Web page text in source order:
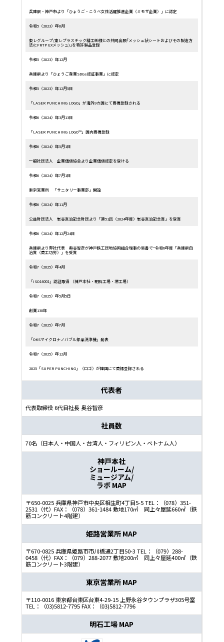
兵庫県・神戸市より「ひょうご・こうべ女性活躍推進企業（ミモザ企業）」に認定
令和5（2023）年8月
東レグループ/東レプラスチック精工㈱様との共同出願｢メッシュ状シートおよびその製造方
法(CFRTP EXメッシュ)｣を特許製品登録
令和5（2023）年12月
兵庫県より「ひょうご産業SDGs認証事業」に認定
令和5（2023）年12月5日
「LASER PUNCHING LOGO」が海外9カ国にて商標登録される
令和6（2024）年3月13日
「LASER PUNCHING LOGO™」国内商標登録
令和6（2024）年5月1日
一般社団法人 企業価値協会より企業価値認定を受ける
令和6（2024）年7月1日
東京営業所 「サニタリー事業部」開設
令和6（2024）年11月
公益財団法人 岩谷直治記念財団より「第51回（2024年度）岩谷直治記念賞」を受賞
令和6（2024）年12月24日
兵庫県より弊社代表 奥谷智彦が神戸鉄工団地協同組合理事の肩書で“令和6年度「兵庫県自
治賞（商工功労）」を受賞
令和7（2025）年4月
「ISO14001」認証取得 （神戸本社・明石工場・堺工場）
令和7（2025）年5月5日
創業130年
令和7（2025）年7月
「OKSマイクロナノバブル部品洗浄機」発表
令和7（2025）年12月
2025「SUPER PUNCHING」（ロゴ）が韓国にて商標登録される
代表者
代表取締役 6代目社長 奥谷智彦
社員数
70名（日本人・中国人・台湾人・フィリピン人・ベトナム人）
神戸本社
ショールーム/
ミュージアム/
ラボ MAP
〒650-0025 兵庫県神戸市中央区相生町4丁目5-5 TEL：（078）351-
2531（代）FAX：（078）361-1484 敷地170㎡ 同上々屋延660㎡（鉄
筋コンクリート4階建）
姫路営業所 MAP
〒670-0825 兵庫県姫路市市川橋通2丁目50-3 TEL：（079）288-
0458（代）FAX：（079）288-2077 敷地200㎡ 同上々屋延400㎡（鉄
筋コンクリート3階建）
東京営業所 MAP
〒110-0016 東京都台東区台東4-29-15 上野永谷タウンプラザ305号室
TEL：（03)5812-7795 FAX：（03)5812-7796
明石工場 MAP